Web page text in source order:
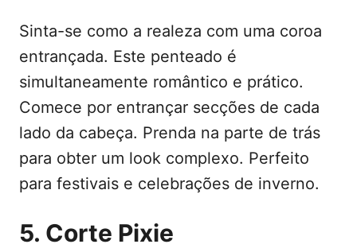
Sinta-se como a realeza com uma coroa
entrançada. Este penteado é
simultaneamente romântico e prático.
Comece por entrançar secções de cada
lado da cabeça. Prenda na parte de trás
para obter um look complexo. Perfeito
para festivais e celebrações de inverno.
5. Corte Pixie